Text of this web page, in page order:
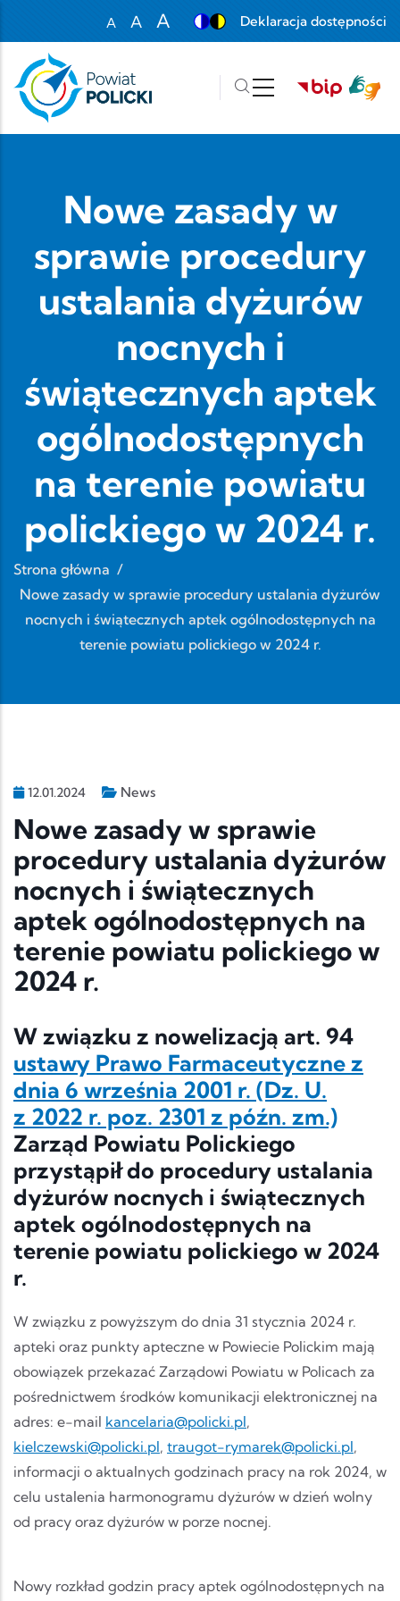
A
Set font size to 100%
A
A
Deklaracja dostępności
Nowe zasady w
sprawie procedury
ustalania dyżurów
nocnych i
świątecznych aptek
ogólnodostępnych
na terenie powiatu
polickiego w 2024 r.
Strona główna /
Nowe zasady w sprawie procedury ustalania dyżurów
nocnych i świątecznych aptek ogólnodostępnych na
terenie powiatu polickiego w 2024 r.
12.01.2024 News
Nowe zasady w sprawie
procedury ustalania dyżurów
nocnych i świątecznych
aptek ogólnodostępnych na
terenie powiatu polickiego w
2024 r.
W związku z nowelizacją art. 94
ustawy Prawo Farmaceutyczne z
dnia 6 września 2001 r. (Dz. U.
z 2022 r. poz. 2301 z późn. zm.)
Zarząd Powiatu Polickiego
przystąpił do procedury ustalania
dyżurów nocnych i świątecznych
aptek ogólnodostępnych na
terenie powiatu polickiego w 2024
r.
W związku z powyższym do dnia 31 stycznia 2024 r.
apteki oraz punkty apteczne w Powiecie Polickim mają
obowiązek przekazać Zarządowi Powiatu w Policach za
pośrednictwem środków komunikacji elektronicznej na
adres: e-mail kancelaria@policki.pl,
kielczewski@policki.pl, traugot-rymarek@policki.pl,
informacji o aktualnych godzinach pracy na rok 2024, w
celu ustalenia harmonogramu dyżurów w dzień wolny
od pracy oraz dyżurów w porze nocnej.
Nowy rozkład godzin pracy aptek ogólnodostępnych na